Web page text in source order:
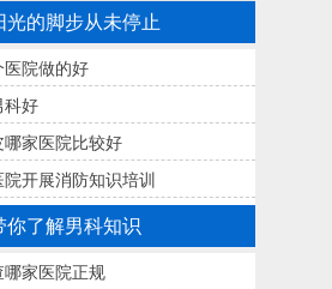
的脚步从未停止
医院做的好
科好
家医院比较好
开展消防知识培训
了解男科知识
家医院正规